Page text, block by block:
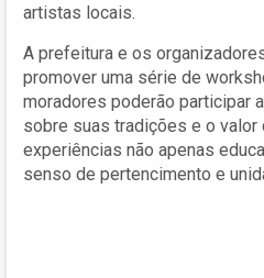
artistas locais.
A prefeitura e os
promover uma série de
moradores poderão participar
sobre suas tradições e o valor
experiências não apenas
senso de pertencimento e